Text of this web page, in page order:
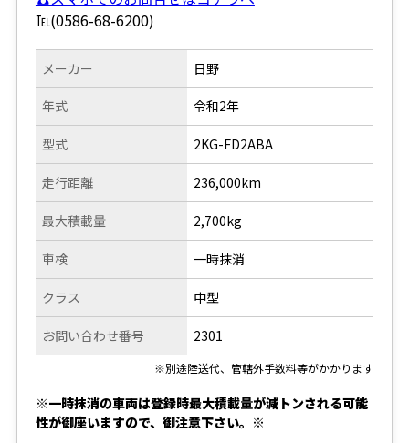
℡(0586-68-6200)
メーカー
年式
型式
走行距離
日野
令和2年
2KG-FD2ABA
236,000km
最大積載量
車検
クラス
お問い合わせ番号
2,700kg
一時抹消
中型
2301
※別途陸送代、管轄外手数料等がかかります
※一時抹消の車両は登録時最大積載量が減トンされる可能
性が御座いますので、御注意下さい。※